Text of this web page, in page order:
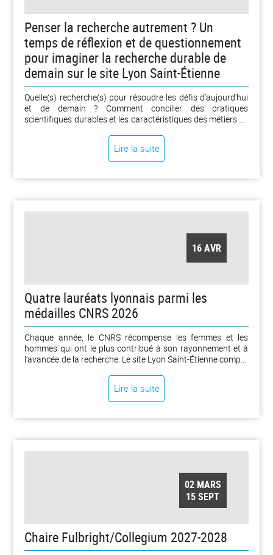
Penser la recherche autrement ? Un
temps de réflexion et de questionnement
pour imaginer la recherche durable de
demain sur le site Lyon Saint-Étienne
Quelle(s) recherche(s) pour résoudre les défis d’aujourd’hui
et de demain ? Comment concilier des pratiques
scientifiques durables et les caractéristiques des métiers de
les chercheurs, la société civile, les acteurs économiques,
les institutions publiques et politiques ?
Lire la suite
16 AVR
Quatre lauréats lyonnais parmi les
médailles CNRS 2026
Chaque année, le CNRS récompense les femmes et les
hommes qui ont le plus contribué à son rayonnement et à
l’avancée de la recherche. Le site Lyon Saint-Étienne compte
bronze. Les lauréats et lauréates recevront leur distinction
au cours d’une cérémonie officielle fin 2026.
Lire la suite
02 MARS
15 SEPT
Chaire Fulbright/Collegium 2027-2028